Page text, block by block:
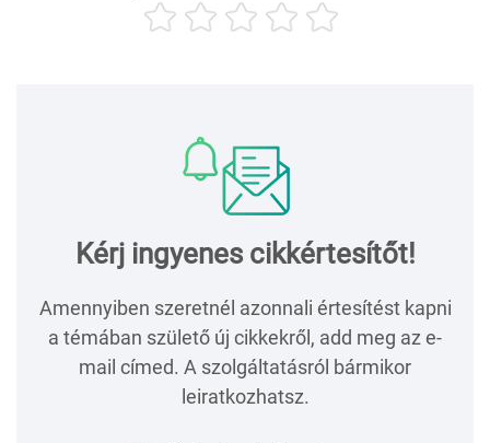
Kérj ingyenes cikkértesítőt!
Amennyiben szeretnél azonnali értesítést kapni
a témában születő új cikkekről, add meg az e-
mail címed. A szolgáltatásról bármikor
leiratkozhatsz.